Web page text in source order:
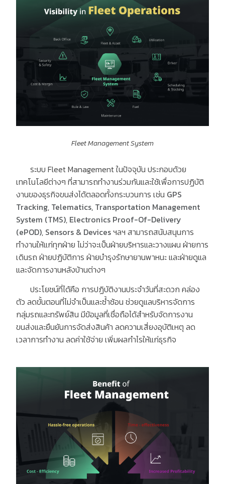
Fleet Management System
ระบบ Fleet Management ในปัจจุบัน ประกอบด้วย
เทคโนโลยีต่างๆ ที่สามารถทำงานร่วมกันและใช้เพื่อการปฏิบัติ
งานของธุรกิจขนส่งได้ตลอดทั้งกระบวนการ เช่น GPS
Tracking, Telematics, Transportation Management
System (TMS), Electronics Proof-Of-Delivery
(ePOD), Sensors & Devicesฯลฯ สามารถสนับสนุนการ
ทำงานให้แก่ทุกฝ่าย ไม่ว่าจะเป็นฝ่ายบริหารและวางแผน ฝ่ายการ
เดินรถ ฝ่ายปฏิบัติการ ฝ่ายบำรุงรักษายานพาหนะ และฝ่ายดูแล
และจัดการงานหลังบ้านต่างๆ
ประโยชน์ที่ได้คือ การปฏิบัติงานประจำวันที่สะดวก คล่อง
ตัว ลดขั้นตอนที่ไม่จำเป็นและซ้ำซ้อน ช่วยดูแลบริหารจัดการ
กลุ่มรถและทรัพย์สิน มีข้อมูลที่เชื่อถือได้สำหรับจัดการงาน
ขนส่งและยืนยันการจัดส่งสินค้า ลดความเสี่ยงอุบัติเหตุ ลด
เวลาการทำงาน ลดค่าใช้จ่าย เพิ่มผลกำไรให้แก่ธุรกิจ